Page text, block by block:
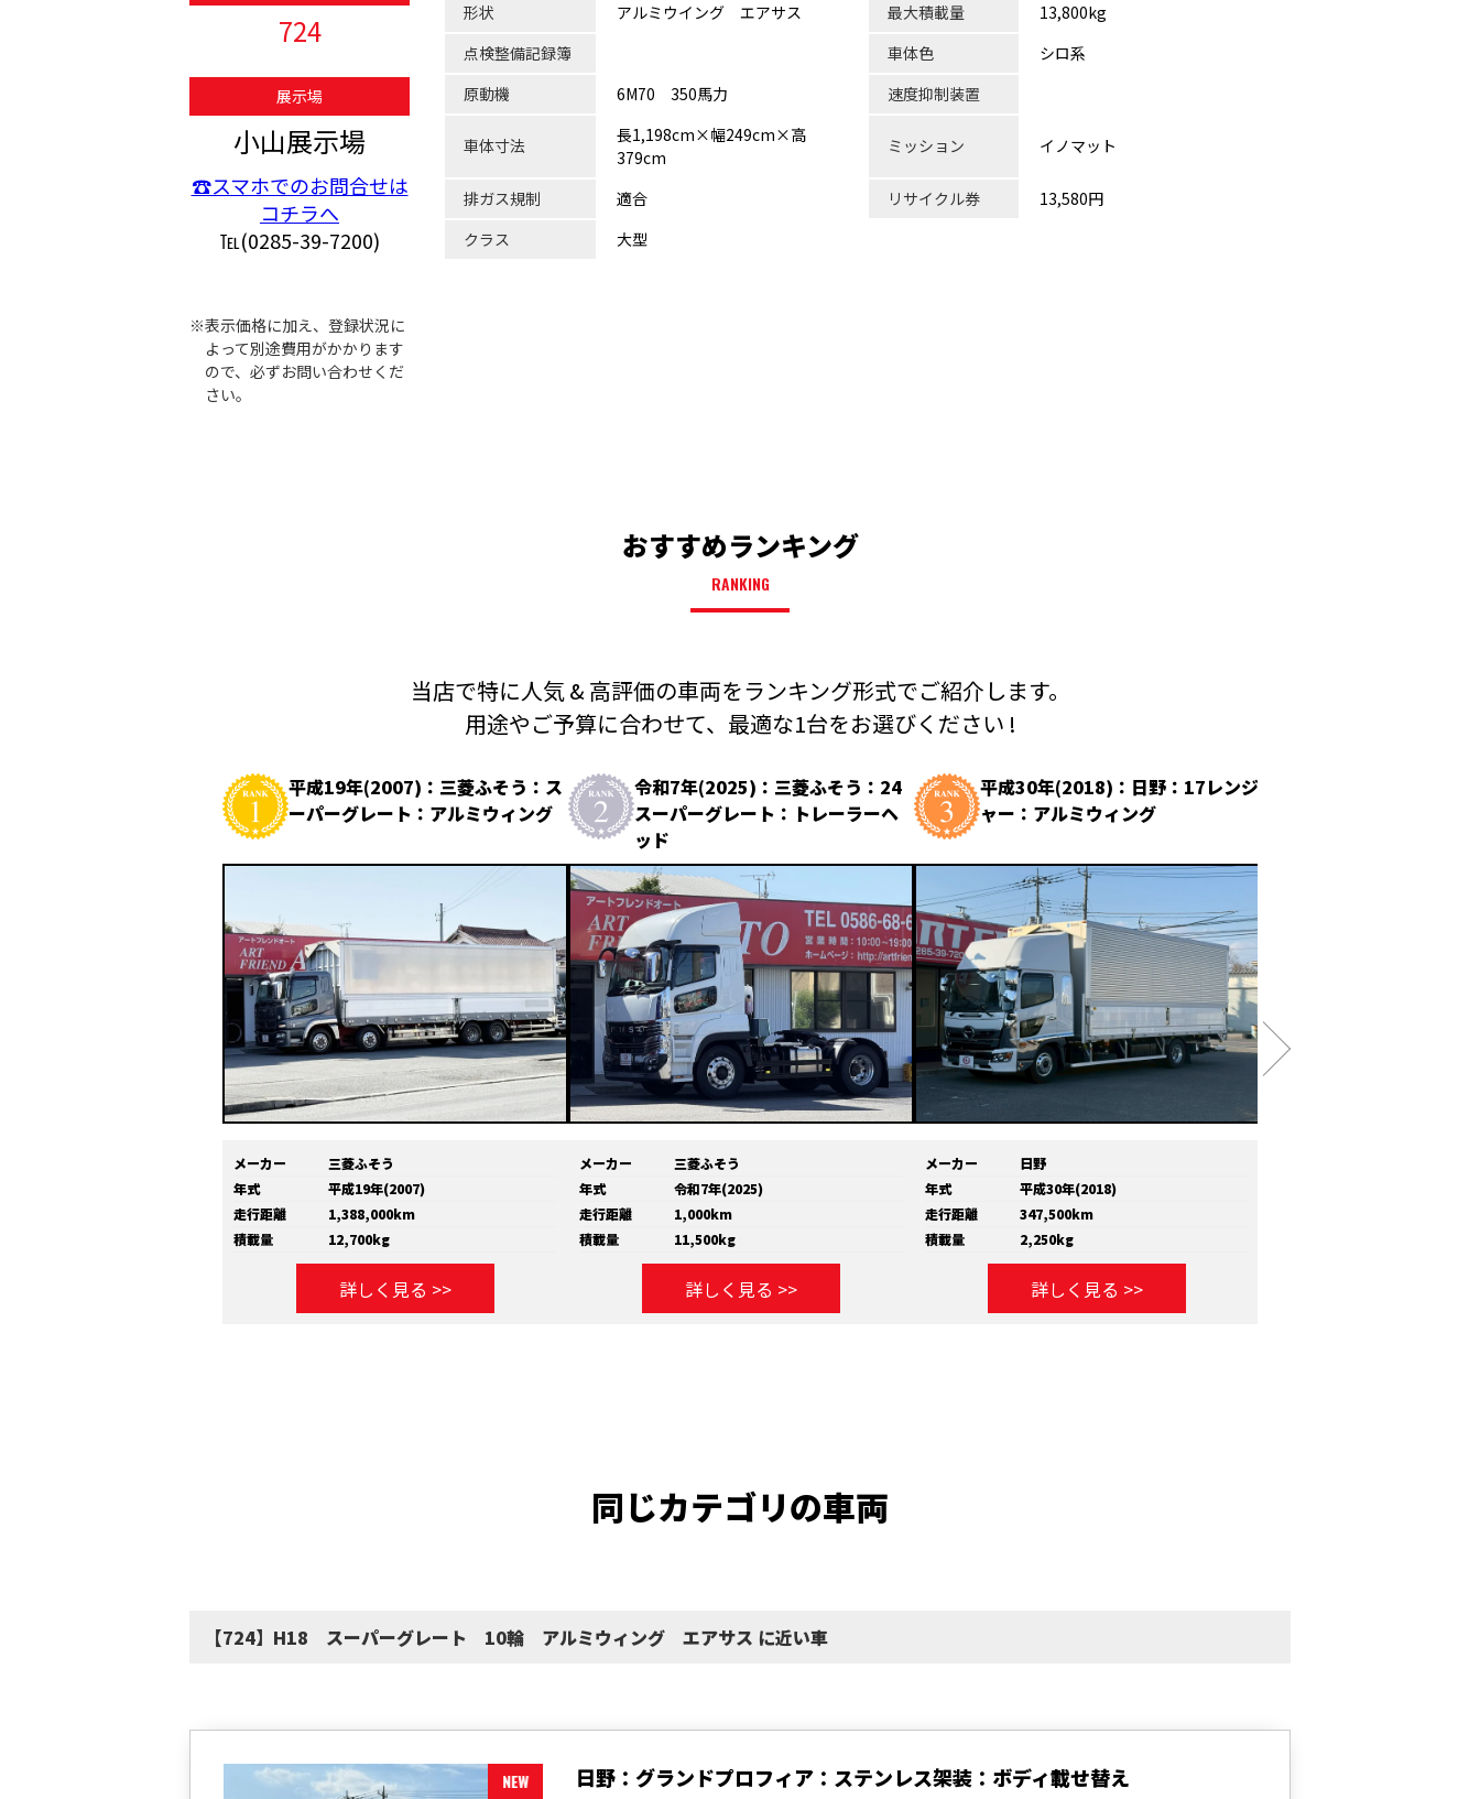
724
展示場
小山展示場
☎スマホでのお問合せは
コチラへ
℡(0285-39-7200)
※表示価格に加え、登録状況に
よって別途費用がかかります
ので、必ずお問い合わせくだ
さい。
形状
アルミウイング エアサス 最大積載量
13,800kg
点検整備記録簿
車体色
シロ系
原動機
6M70 350馬力 速度抑制装置
車体寸法
長1,198cm×幅249cm×高
379cm
ミッション イノマット
排ガス規制 適合 リサイクル券
13,580円
クラス
大型
おすすめランキング
RANKING
当店で特に人気 & 高評価の車両をランキング形式でご紹介します。
用途やご予算に合わせて、 最適な1台をお選びください !
平成19年(2007)：三菱ふそう：ス
ーパーグレート：アルミウィング
メーカー
三菱ふそう
年式
平成19年(2007)
走行距離
1,388,000km
積載量
12,700kg
詳しく見る >>
令和7年(2025)：三菱ふそう：24
スーパーグレート：トレーラーヘ
ッド
メーカー
三菱ふそう
年式
令和7年(2025)
走行距離
1,000km
積載量
11,500kg
詳しく見る >>
平成30年(2018)：日野：17レンジ
ャー：アルミウィング
メーカー
日野
年式
平成30年(2018)
走行距離
347,500km
積載量
2,250kg
詳しく見る >>
同じカテゴリの車両
【724】H18 スーパーグレート 10輪 アルミウィング エアサス に近い車
日野：グランドプロフィア：ステンレス架装：ボディ載せ替え